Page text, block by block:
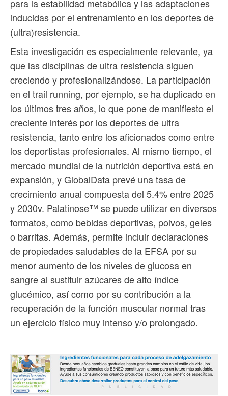
para la estabilidad metabólica y las adaptaciones
inducidas por el entrenamiento en los deportes de
(ultra)resistencia.
Esta investigación es especialmente relevante, ya
que las disciplinas de ultra resistencia siguen
creciendo y profesionalizándose. La participación
en el trail running, por ejemplo, se ha duplicado en
los últimos tres años, lo que pone de manifiesto el
creciente interés por los deportes de ultra
resistencia, tanto entre los aficionados como entre
los deportistas profesionales. Al mismo tiempo, el
mercado mundial de la nutrición deportiva está en
expansión, y GlobalData prevé una tasa de
crecimiento anual compuesta del 5.4% entre 2025
y 2030v. Palatinose™ se puede utilizar en diversos
formatos, como bebidas deportivas, polvos, geles
o barritas. Además, permite incluir declaraciones
de propiedades saludables de la EFSA por su
menor aumento de los niveles de glucosa en
sangre al sustituir azúcares de alto índice
glucémico, así como por su contribución a la
recuperación de la función muscular normal tras
un ejercicio físico muy intenso y/o prolongado.